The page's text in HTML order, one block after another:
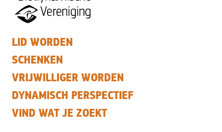
LID WORDEN
SCHENKEN
VRIJWILLIGER WORDEN
DYNAMISCH PERSPECTIEF
VIND WAT JE ZOEKT